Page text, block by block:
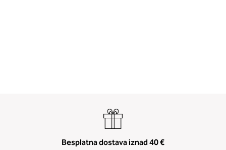
Besplatna dostava iznad 40 €